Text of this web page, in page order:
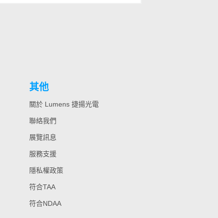
其他
關於 Lumens 捷揚光電
聯絡我們
展覽訊息
服務支援
隱私權政策
符合TAA
符合NDAA